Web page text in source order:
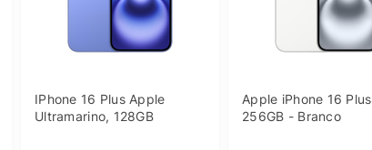
IPhone 16 Plus Apple
Ultramarino, 128GB
Apple iPhone 16 Plus
256GB - Branco